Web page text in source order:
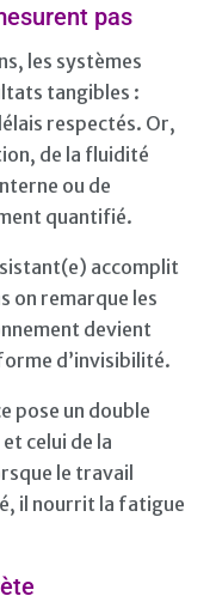
pas
les systèmes
tangibles :
respectés. Or,
de la fluidité
ou de
quantifié.
accomplit
on remarque les
devient
d’invisibilité.
pose un double
celui de la
le travail
il nourrit la fatigue